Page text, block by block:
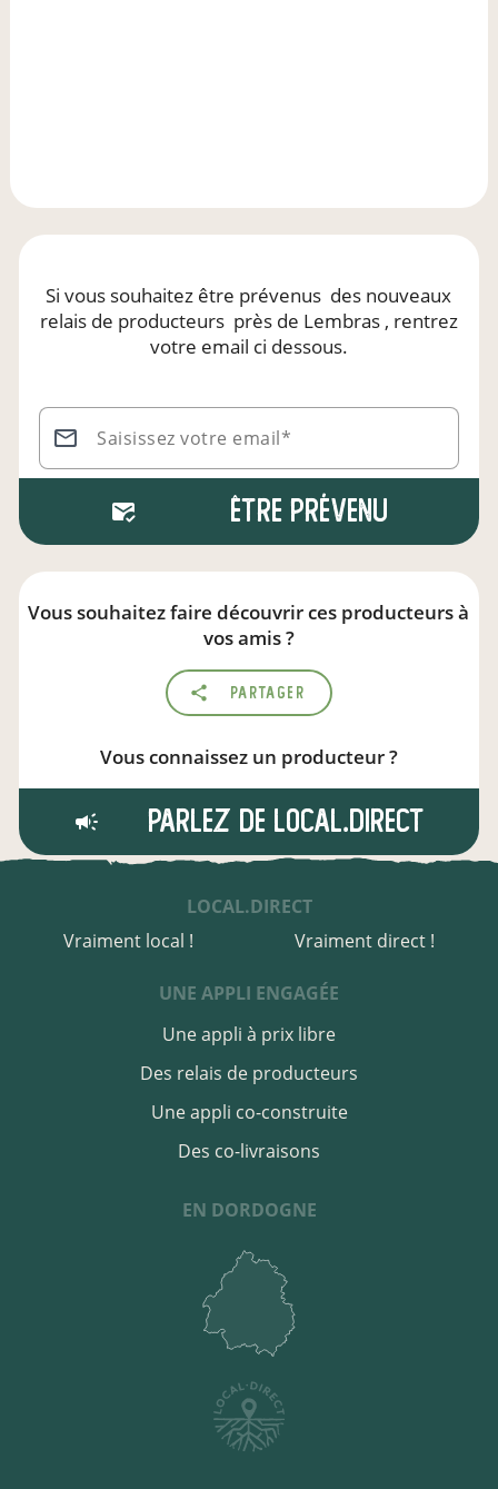
Si vous souhaitez être prévenus des nouveaux
relais de producteurs près de Lembras, rentrez
votre email ci dessous.
Saisissez votre email*
Être prévenu
Vous souhaitez faire découvrir ces producteurs à
vos amis ?
Partager
Vous connaissez un producteur ?
Parlez de local.direct
LOCAL.DIRECT
Vraiment local !
Vraiment direct !
UNE APPLI ENGAGÉE
Une appli à prix libre
Des relais de producteurs
Des co-livraisons
Une appli co-construite
EN DORDOGNE